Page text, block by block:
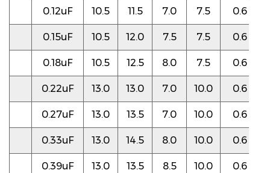
0.12uF 10.5 11.5 7.0 7.5 0.6
0.15uF 10.5 12.0 7.5 7.5 0.6
0.18uF 10.5 12.5 8.0 7.5 0.6
0.22uF 13.0 13.0 7.0 10.0 0.6
0.27uF 13.0 13.5 7.0 10.0 0.6
0.33uF 13.0 14.5 8.0 10.0 0.6
0.39uF 13.0 13.5 8.5 10.0 0.6